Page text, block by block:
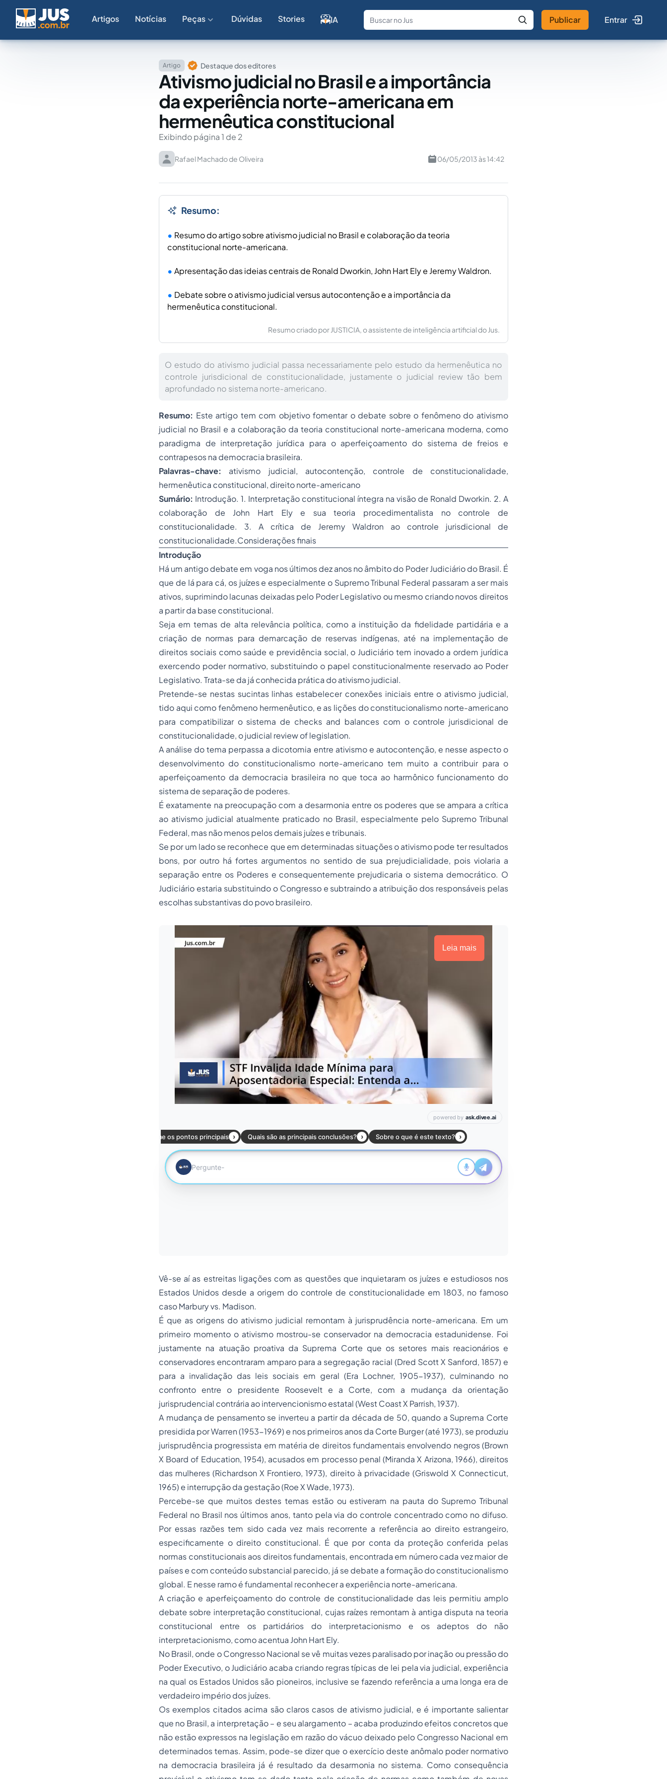
Artigos Notícias Peças Dúvidas Stories IA
Fale com a IA Buscar no Jus
Publicar Entrar
Artigo Destaque dos editores
Ativismo judicial no Brasil e a importância
da experiência norte-americana em
hermenêutica constitucional
Exibindo página 1 de 2
Rafael Machado de Oliveira 06/05/2013 às 14:42
Resumo:
Resumo do artigo sobre ativismo judicial no Brasil e colaboração da teoria
constitucional norte-americana.
Apresentação das ideias centrais de Ronald Dworkin, John Hart Ely e Jeremy Waldron.
Debate sobre o ativismo judicial versus autocontenção e a importância da
hermenêutica constitucional.
Resumo criado por JUSTICIA, o assistente de inteligência artificial do Jus.
O estudo do ativismo judicial passa necessariamente pelo estudo da hermenêutica no
controle jurisdicional de constitucionalidade, justamente o judicial review tão bem
aprofundado no sistema norte-americano.
Resumo: Este artigo tem com objetivo fomentar o debate sobre o fenômeno do ativismo
judicial no Brasil e a colaboração da teoria constitucional norte-americana moderna, como
paradigma de interpretação jurídica para o aperfeiçoamento do sistema de freios e
contrapesos na democracia brasileira.
Palavras-chave: ativismo judicial, autocontenção, controle de constitucionalidade,
hermenêutica constitucional, direito norte-americano
Sumário: Introdução. 1. Interpretação constitucional íntegra na visão de Ronald Dworkin. 2. A
colaboração de John Hart Ely e sua teoria procedimentalista no controle de
constitucionalidade. 3. A crítica de Jeremy Waldron ao controle jurisdicional de
constitucionalidade.Considerações finais
Introdução
Há um antigo debate em voga nos últimos dez anos no âmbito do Poder Judiciário do Brasil. É
que de lá para cá, os juízes e especialmente o Supremo Tribunal Federal passaram a ser mais
ativos, suprimindo lacunas deixadas pelo Poder Legislativo ou mesmo criando novos direitos
a partir da base constitucional.
Seja em temas de alta relevância política, como a instituição da fidelidade partidária e a
criação de normas para demarcação de reservas indígenas, até na implementação de
direitos sociais como saúde e previdência social, o Judiciário tem inovado a ordem jurídica
exercendo poder normativo, substituindo o papel constitucionalmente reservado ao Poder
Legislativo. Trata-se da já conhecida prática do ativismo judicial.
Pretende-se nestas sucintas linhas estabelecer conexões iniciais entre o ativismo judicial,
tido aqui como fenômeno hermenêutico, e as lições doconstitucionalismo norte-americano
para compatibilizar o sistema de checks and balances com o controle jurisdicional de
constitucionalidade, o judicial review of legislation.
A análise do tema perpassa a dicotomia entre ativismo e autocontenção, e nesse aspecto o
desenvolvimento do constitucionalismo norte-americano tem muito a contribuir para o
aperfeiçoamento da democracia brasileira no que toca ao harmônico funcionamento do
sistema de separaçãode poderes.
É exatamente na preocupação com a desarmonia entre os poderes que se ampara a crítica
ao ativismo judicial atualmente praticado no Brasil, especialmente pelo Supremo Tribunal
Federal, mas não menos pelos demais juízes e tribunais.
Se por um lado se reconhece que em determinadas situações o ativismo pode ter resultados
bons, por outro há fortes argumentos no sentido de sua prejudicialidade, pois violaria a
separação entre os Poderes e consequentemente prejudicaria o sistema democrático. O
Judiciário estaria substituindo o Congresso e subtraindo a atribuição dos responsáveis pelas
escolhas substantivas do povo brasileiro.
Leia mais
Vê-se aí as estreitas ligações com as questões que inquietaram os juízes e estudiosos nos
Estados Unidos desde a origem do controle de constitucionalidade em 1803, no famoso
caso Marbury vs. Madison.
É que as origens do ativismo judicial remontam à jurisprudência norte-americana. Em um
primeiro momento o ativismo mostrou-se conservador na democracia estadunidense. Foi
justamente na atuação proativa da Suprema Corte que os setores mais reacionários e
conservadores encontraram amparo para a segregação racial (Dred Scott X Sanford, 1857) e
para a invalidação das leis sociais em geral (Era Lochner, 1905-1937), culminando no
confronto entre o presidente Roosevelt e a Corte, com a mudança da orientação
jurisprudencial contrária ao intervencionismo estatal (West Coast X Parrish, 1937).
A mudança de pensamento se inverteu a partir da década de 50, quando a Suprema Corte
presidida por Warren (1953-1969) e nos primeiros anos da Corte Burger (até 1973), se produziu
jurisprudência progressista em matéria de direitos fundamentais envolvendo negros (Brown
X Board of Education, 1954), acusados em processopenal (Miranda X Arizona, 1966), direitos
das mulheres (Richardson X Frontiero, 1973), direito à privacidade (Griswold X Connecticut,
1965) e interrupção da gestação (Roe X Wade, 1973).
Percebe-se que muitos destes temas estão ou estiveram na pauta do Supremo Tribunal
Federal no Brasil nos últimos anos, tanto pela via do controle concentrado como no difuso.
Por essas razões tem sido cada vez mais recorrente a referência ao direito estrangeiro,
especificamente o direito constitucional. É que por conta da proteção conferida pelas
normas constitucionais aos direitos fundamentais, encontrada em número cada vez maior de
países e com conteúdo substancial parecido, já se debate a formação do constitucionalismo
global. E nesse ramo é fundamental reconhecer a experiência norte-americana.
A criação e aperfeiçoamento do controle de constitucionalidade das leis permitiu amplo
debate sobre interpretação constitucional, cujas raízes remontam à antiga disputa na teoria
constitucional entre os partidários do interpretacionismo e os adeptos do não
interpretacionismo, como acentua John Hart Ely.
No Brasil, onde o Congresso Nacional se vê muitas vezes paralisado por inação ou pressão do
Poder Executivo, o Judiciário acaba criando regras típicas de lei pela via judicial, experiência
na qual os Estados Unidos são pioneiros, inclusive se fazendo referência a uma longa era de
verdadeiro império dos juízes.
Os exemplos citados acima são claros casos de ativismo judicial, e é importante salientar
que no Brasil, a interpretação – e seu alargamento – acaba produzindo efeitos concretos que
não estão expressos na legislação em razão do vácuo deixado pelo Congresso Nacional em
determinados temas. Assim, pode-se dizer que o exercício deste anômalo poder normativo
na democracia brasileira já é resultado da desarmonia no sistema. Como consequência